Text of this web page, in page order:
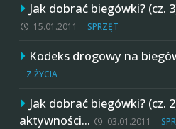
Jak dobrać biegówki? (cz.
15.01.2011 SPRZĘT
Kodeks drogowy na
Z ŻYCIA
Jak dobrać biegówki? (cz.
aktywności…
03.01.2011